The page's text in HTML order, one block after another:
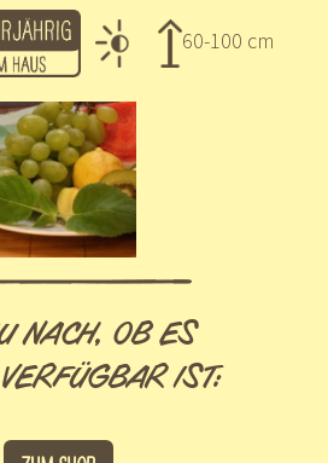
60-100 cm
NACH, OB ES
IST: